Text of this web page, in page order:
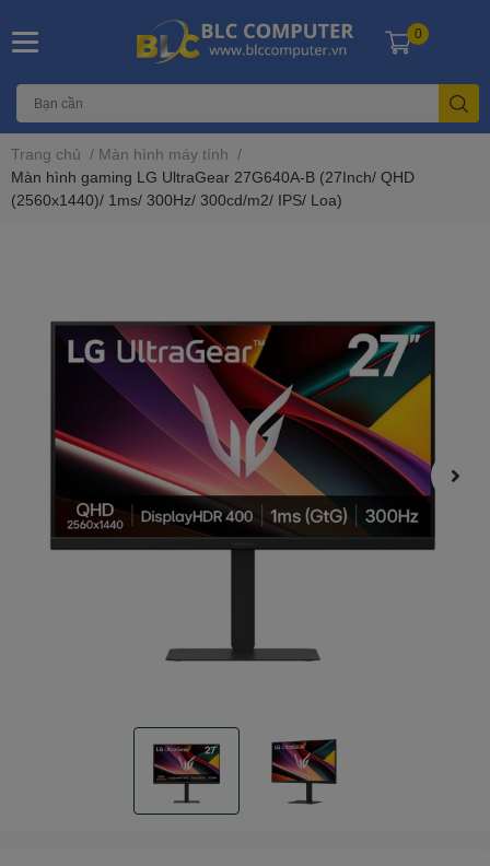
0
Trang chủ / Màn hình máy tính /
Màn hình gaming LG UltraGear 27G640A-B (27Inch/ QHD
(2560x1440)/ 1ms/ 300Hz/ 300cd/m2/ IPS/ Loa)